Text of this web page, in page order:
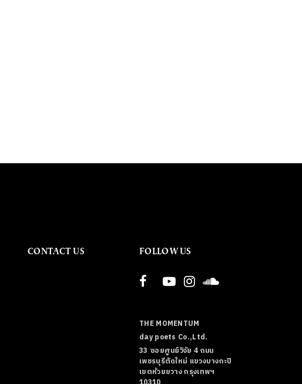
CONTACT US FOLLOW US
THE MOMENTUM
day poets Co.,Ltd.
33 ซอยศูนย์วิจัย 4 ถนน
เพชรบุรีตัดใหม่ แขวงบางกะปิ
เขตห้วยขวาง กรุงเทพฯ